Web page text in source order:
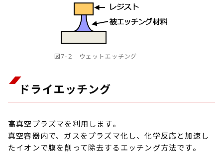
図7-2 ウェットエッチング
ドライエッチング
高真空プラズマを利用します。
真空容器内で、ガスをプラズマ化し、化学反応と加速し
たイオンで膜を削って除去するエッチング方法です。